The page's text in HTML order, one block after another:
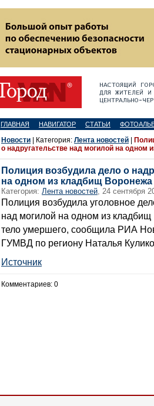
ГЛАВНАЯ НАВИГАТОР СТАТЬИ
Новости | Категория: Лента новостей
о надругательстве над могилой на одном
Полиция возбудила дело о
на одном из кладбищ Воронежа
Категория: Лента новостей, 24 сентября
Полиция возбудила уголовное
над могилой на одном из
тело умершего, сообщила РИА
ГУМВД по региону Наталья
Источник
Комментариев: 0